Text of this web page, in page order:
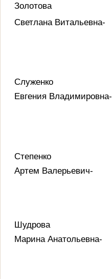
Золотова
Светлана Витальевна-
Служенко
Евгения Владимировна-
Степенко
Артем Валерьевич-
Шудрова
Марина Анатольевна-